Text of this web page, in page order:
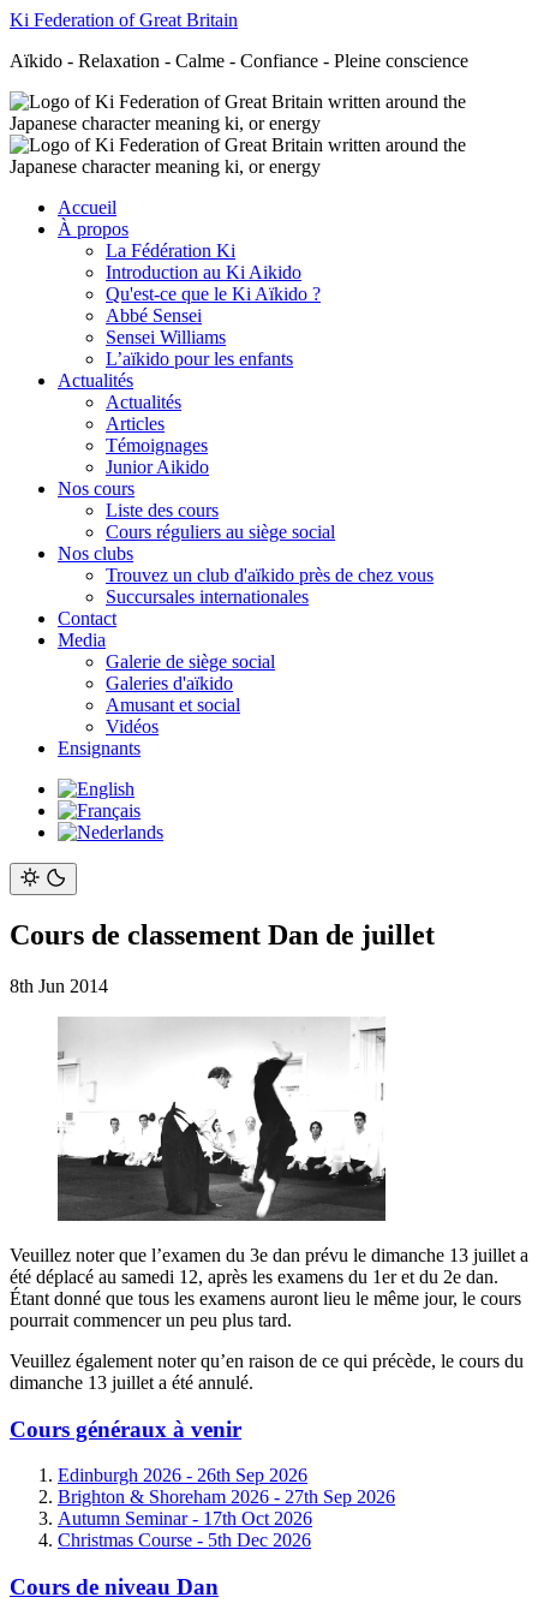
Ki Federation of Great Britain
Aïkido - Relaxation - Calme - Confiance - Pleine conscience
Accueil
À propos
La Fédération Ki
Introduction au Ki Aikido
Qu'est-ce que le Ki Aïkido ?
Abbé Sensei
Sensei Williams
L’aïkido pour les enfants
Actualités
Actualités
Articles
Témoignages
Junior Aikido
Nos cours
Liste des cours
Cours réguliers au siège social
Nos clubs
Trouvez un club d'aïkido près de chez vous
Succursales internationales
Contact
Media
Galerie de siège social
Galeries d'aïkido
Amusant et social
Vidéos
Ensignants
Cours de classement Dan de juillet
8th Jun 2014
Veuillez noter que l’examen du 3e dan prévu le dimanche 13 juillet a
été déplacé au samedi 12, après les examens du 1er et du 2e dan.
Étant donné que tous les examens auront lieu le même jour, le cours
pourrait commencer un peu plus tard.
Veuillez également noter qu’en raison de ce qui précède, le cours du
dimanche 13 juillet a été annulé.
Cours généraux à venir
Edinburgh 2026 - 26th Sep 2026
Brighton & Shoreham 2026 - 27th Sep 2026
Autumn Seminar - 17th Oct 2026
Christmas Course - 5th Dec 2026
Cours de niveau Dan